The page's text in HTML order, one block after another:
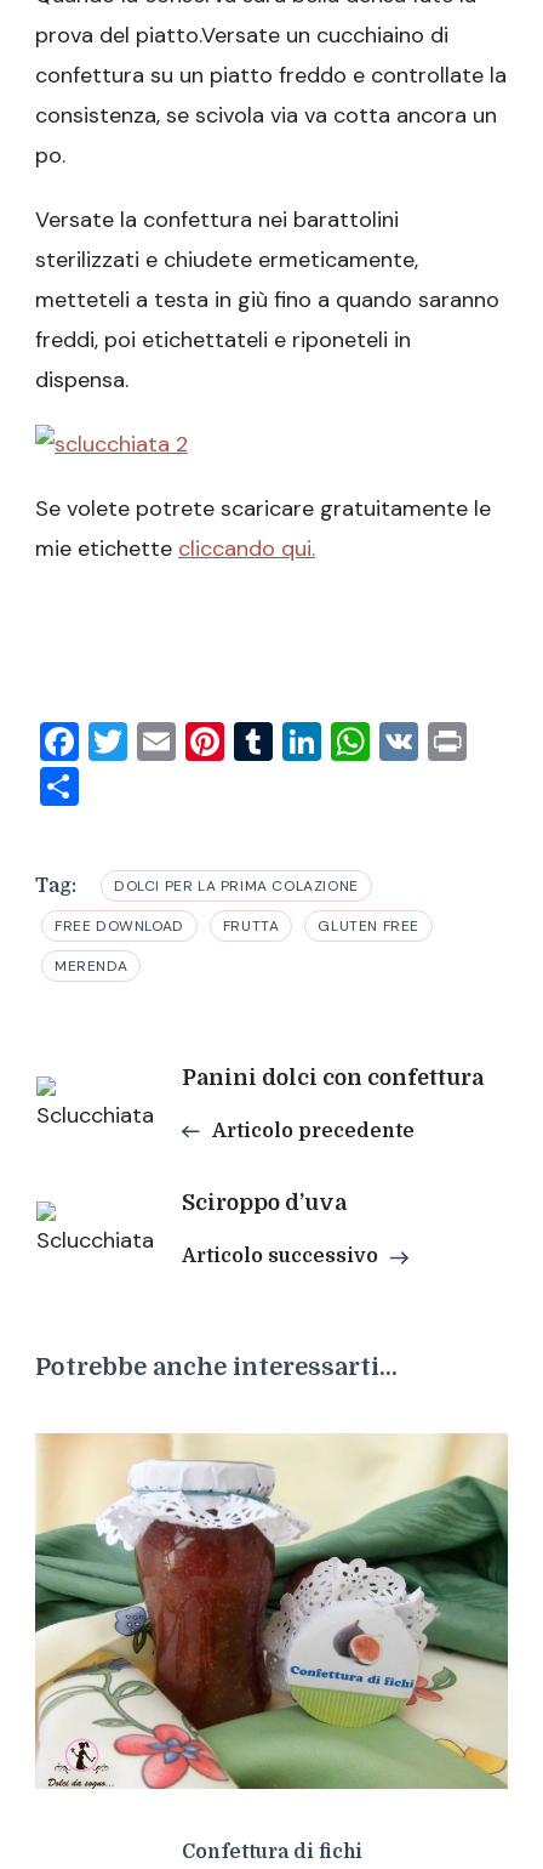
prova del piatto.Versate un cucchiaino di
confettura su un piatto freddo e controllate la
consistenza, se scivola via va cotta ancora un
po.
Versate la confettura nei barattolini
sterilizzati e chiudete ermeticamente,
metteteli a testa in giù fino a quando saranno
freddi, poi etichettateli e riponeteli in
dispensa.
Se volete potrete scaricare gratuitamente le
mie etichette cliccando qui.
Facebook
Twitter
EmailPinterest
Tumblr
LinkedIn
VK
Tag: DOLCI PER LA PRIMA COLAZIONE
FREE DOWNLOAD FRUTTA GLUTEN FREE
MERENDA
Navigazione
articoli
Panini dolci con confettura
Articolo precedente
Sciroppo d’uva
Articolo successivo
Potrebbe anche interessarti...
Confettura di fichi